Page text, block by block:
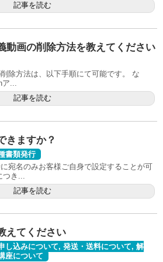
記事を読む
動画の削除方法を教えてください
除方法は、以下手順にて可能です。 な
ア...
記事を読む
きますか？
書類発行
宛名のみお客様ご自身で設定することが可
き...
記事を読む
えてください
し込みについて,発送・送料について,解
座について